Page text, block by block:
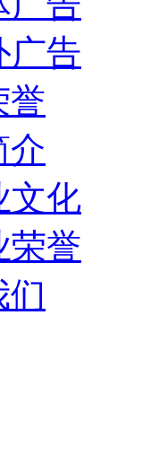
广告
誉
介
文化
荣誉
们